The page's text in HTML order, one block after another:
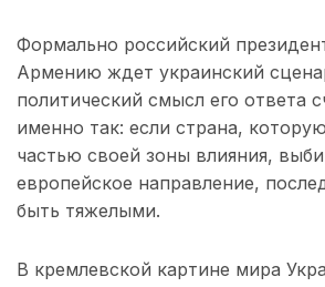
Формально российский
Армению ждет украинский
политический смысл его ответа
именно так: если страна,
частью своей зоны влияния,
европейское направление,
быть тяжелыми.
В кремлевской картине мира